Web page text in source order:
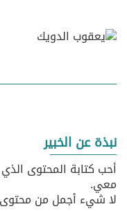
نبذة عن الخبير
أحب كتابة المحتوى
معي.
لا شيء أجمل من محتوى